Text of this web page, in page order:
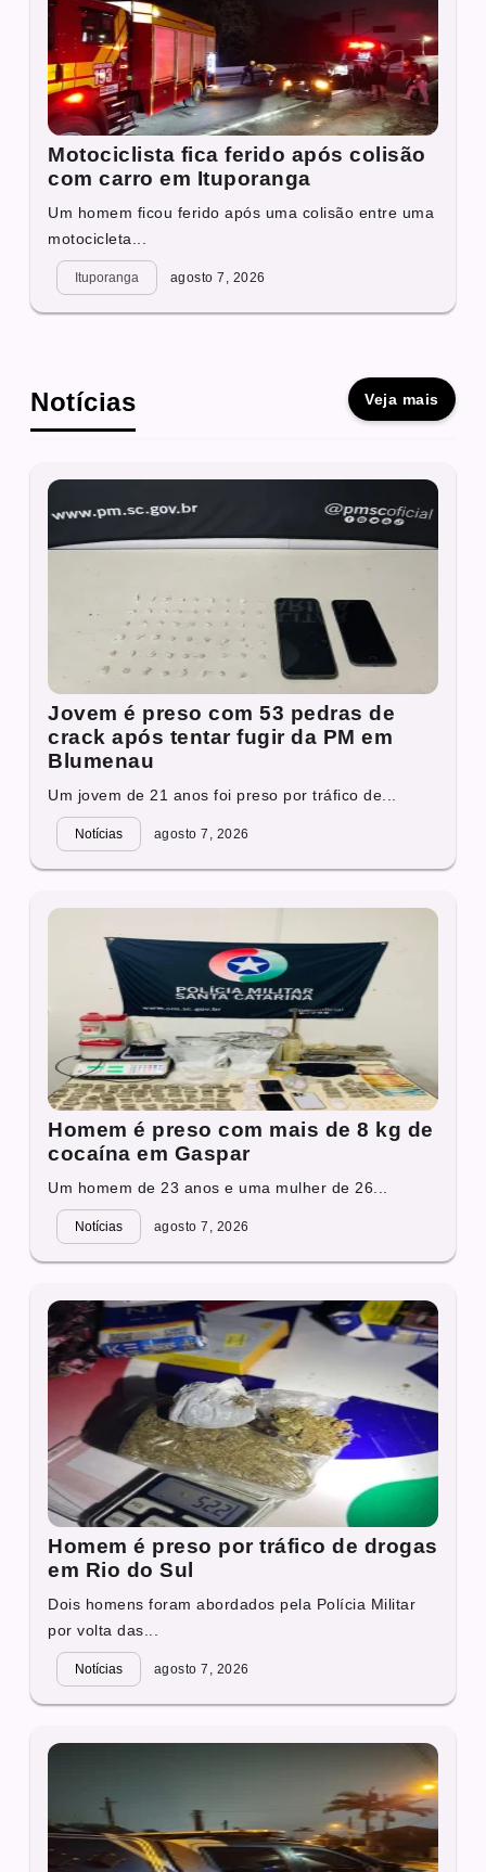
Motociclista fica ferido após colisão
com carro em Ituporanga
Um homem ficou ferido após uma colisão entre uma
motocicleta...
Ituporanga agosto 7, 2026
Notícias Veja mais
Jovem é preso com 53 pedras de
crack após tentar fugir da PM em
Blumenau
Um jovem de 21 anos foi preso por tráfico de...
Notícias agosto 7, 2026
Homem é preso com mais de 8 kg de
cocaína em Gaspar
Um homem de 23 anos e uma mulher de 26...
Notícias agosto 7, 2026
Homem é preso por tráfico de drogas
em Rio do Sul
Dois homens foram abordados pela Polícia Militar
por volta das...
Notícias agosto 7, 2026